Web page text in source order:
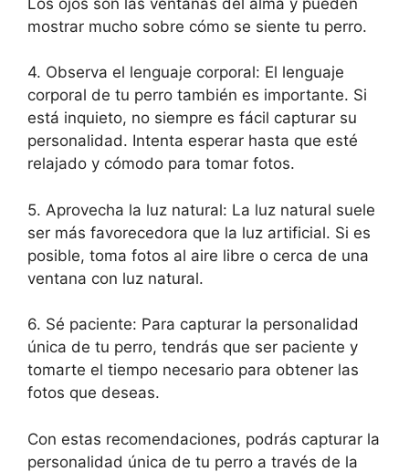
mostrar mucho sobre cómo se siente tu perro.
4. Observa el lenguaje corporal: El lenguaje
corporal de tu perro también es importante. Si
está inquieto, no siempre es fácil capturar su
personalidad. Intenta esperar hasta que esté
relajado y cómodo para tomar fotos.
5. Aprovecha la luz natural: La luz natural suele
ser más favorecedora que la luz artificial. Si es
posible, toma fotos al aire libre o cerca de una
ventana con luz natural.
6. Sé paciente: Para capturar la personalidad
única de tu perro, tendrás que ser paciente y
tomarte el tiempo necesario para obtener las
fotos que deseas.
Con estas recomendaciones, podrás capturar la
personalidad única de tu perro a través de la